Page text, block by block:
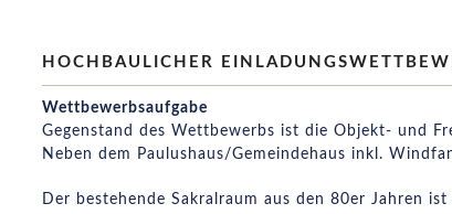
HOCHBAULICHER
Wettbewerbsaufgabe
Gegenstand des Wettbewerbs ist die Objekt- und
Neben dem Paulushaus/Gemeindehaus inkl.
Der bestehende Sakralraum aus den 80er Jahren